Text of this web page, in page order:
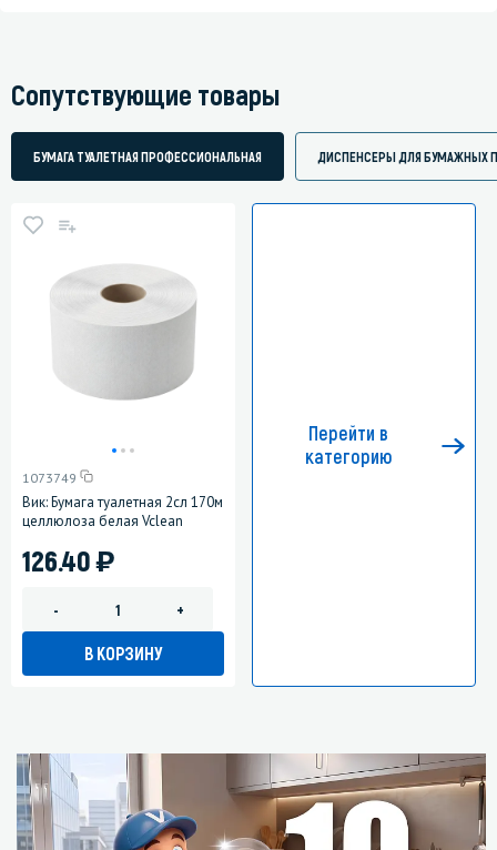
Сопутствующие товары
БУМАГА ТУАЛЕТНАЯ ПРОФЕССИОНАЛЬНАЯ ДИСПЕНСЕРЫ ДЛЯ БУМАЖНЫХ
1073749
Вик: Бумага туалетная 2сл 170м
целлюлоза белая Vclean
126.40)
- +
В КОРЗИНУ
Перейти в
категорию